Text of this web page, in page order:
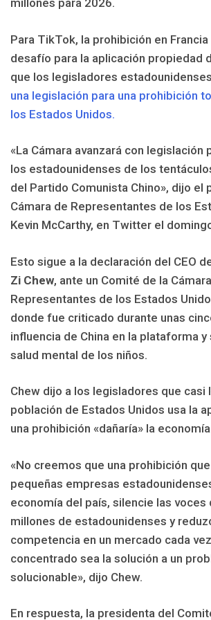
millones para 2026.
Para TikTok, la prohibición en
desafío para la aplicación propiedad
que los legisladores estadounidenses
una legislación para una prohibición
los Estados Unidos.
«La Cámara avanzará con legislación
los estadounidenses de los
del Partido Comunista Chino», dijo el
Cámara de Representantes de los
Kevin McCarthy, en Twitter el
Esto sigue a la declaración del CEO
Zi Chew, ante un Comité de la
Representantes de los Estados
donde fue criticado durante unas
influencia de China en la plataforma
salud mental de los niños.
Chew dijo a los legisladores que casi
población de Estados Unidos usa la
una prohibición «dañaría» la
«No creemos que una prohibición
pequeñas empresas
economía del país, silencie las voces
millones de estadounidenses y
competencia en un mercado cada
concentrado sea la solución a un
solucionable», dijo Chew.
En respuesta, la presidenta del